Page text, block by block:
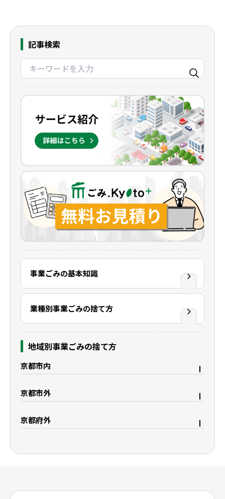
記事検索
事業ごみの基本知識
業種別事業ごみの捨て方
地域別事業ごみの捨て方
京都市内
京都市中京区
京都市下京区
京都市西京区
京都市山科区
京都市南区
京都市外
八幡市
城陽市
京都府外
滋賀県大津市
滋賀県栗東市